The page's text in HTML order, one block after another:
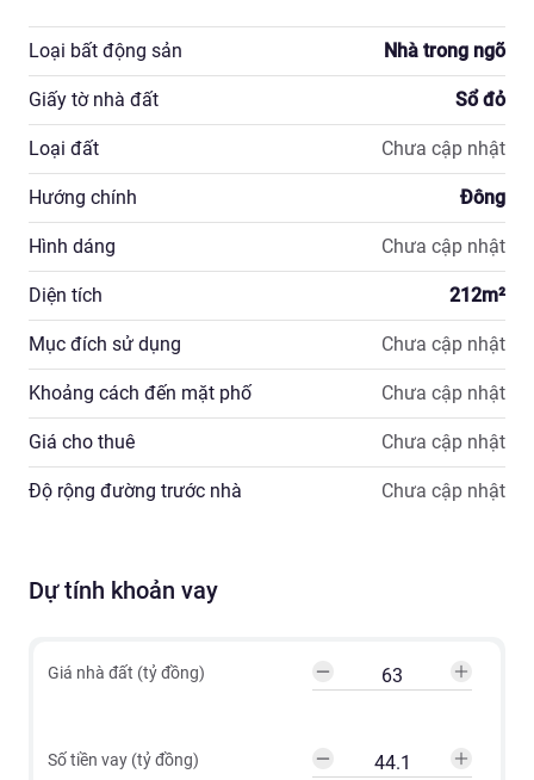
Loại bất động sản Nhà trong ngõ
Giấy tờ nhà đất Sổ đỏ
Loại đất Chưa cập nhật
Hướng chính Đông
Hình dáng Chưa cập nhật
Diện tích 212m²
Mục đích sử dụng Chưa cập nhật
Khoảng cách đến mặt phố Chưa cập nhật
Giá cho thuê Chưa cập nhật
Độ rộng đường trước nhà Chưa cập nhật
Dự tính khoản vay
Giá nhà đất (tỷ đồng)
Số tiền vay (tỷ đồng)